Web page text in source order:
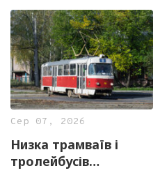
Сер 07, 2026
Низка трамваїв і
тролейбусів